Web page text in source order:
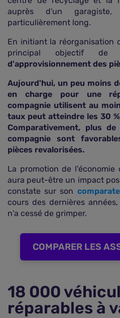
auprès d'un
particulièrement long.
En initiant la réorganisation
principal objectif de
d'approvisionnement des
Aujourd'hui, un peu moins
en charge pour une
compagnie utilisent au
taux peut atteindre les 30
Comparativement, plus
compagnie sont
pièces revalorisées.
La promotion de
aura peut-être un impact
constate sur son
cours des dernières
n'a cessé de grimper.
COMPARER LES
18 000
réparables à